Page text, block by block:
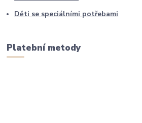
Děti se speciálními potřebami
Platební metody